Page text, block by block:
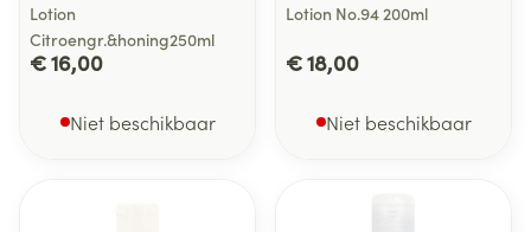
Lotion
Citroengr.&honing250ml
€ 16,00
Niet beschikbaar
Lotion No.94 200ml
€ 18,00
Niet beschikbaar